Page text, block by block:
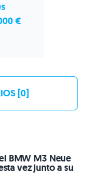
€
[0]
BMW M3 Neue
vez junto a su